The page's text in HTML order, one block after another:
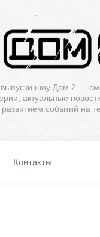
шоу Дом 2 —
актуальные
событий на
Контакты